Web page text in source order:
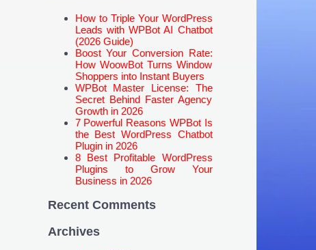
How to Triple Your WordPress
Leads with WPBot AI Chatbot
(2026 Guide)
Boost Your Conversion Rate:
How WoowBot Turns Window
Shoppers into Instant Buyers
WPBot Master License: The
Secret Behind Faster Agency
Growth in 2026
7 Powerful Reasons WPBot Is
the Best WordPress Chatbot
Plugin in 2026
8 Best Profitable WordPress
Plugins to Grow Your
Business in 2026
Recent Comments
Archives